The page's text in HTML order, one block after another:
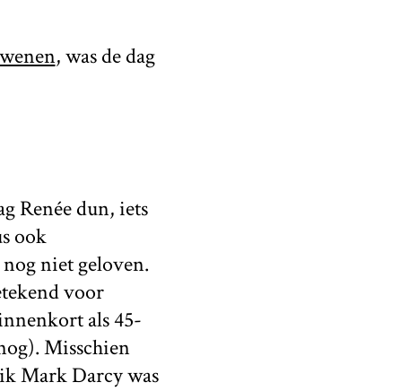
, was de dag
Renée dun, iets
ook
niet geloven.
voor
als 45-
Misschien
Mark Darcy was